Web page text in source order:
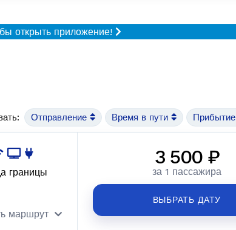
открыть приложение!
Отправление Время в пути Прибытие
границы
маршрут
3 500 ₽
за 1 пассажира
ВЫБРАТЬ ДАТУ